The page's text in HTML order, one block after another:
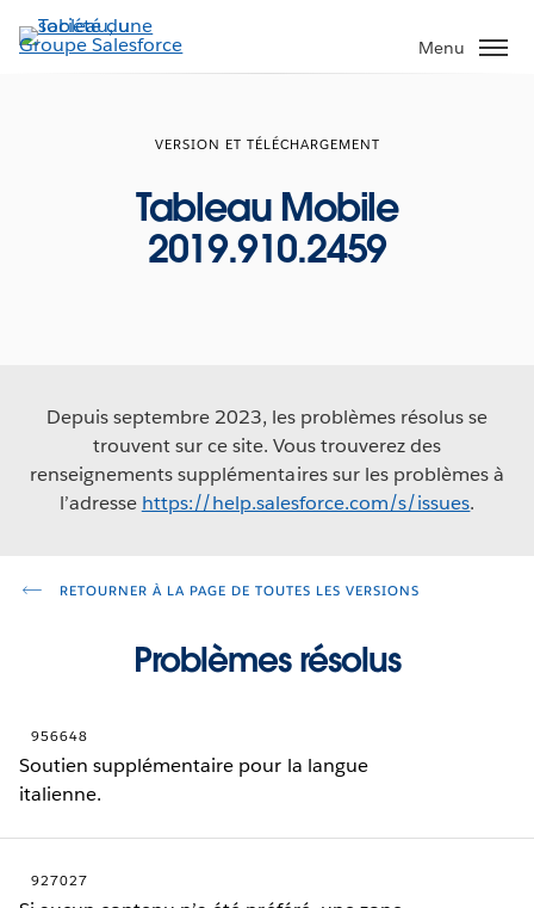
Aller
au
Menu
VERSION ET TÉLÉCHARGEMENT
Tableau Mobile
2019.910.2459
Depuis septembre 2023, les problèmes résolus se
trouvent sur ce site. Vous trouverez des
renseignements supplémentaires sur les problèmes à
l’adresse https://help.salesforce.com/s/issues.
RETOURNER À LA PAGE DE TOUTES LES VERSIONS
Problèmes résolus
956648
Soutien supplémentaire pour la langue
italienne.
927027